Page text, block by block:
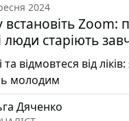
2024
встановіть Zoom:
люди старіють
відмовтеся від
молодим
Дяченко